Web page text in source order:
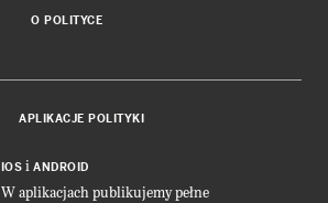
O POLITYCE
APLIKACJE POLITYKI
IOS i ANDROID
W aplikacjach publikujemy pełne